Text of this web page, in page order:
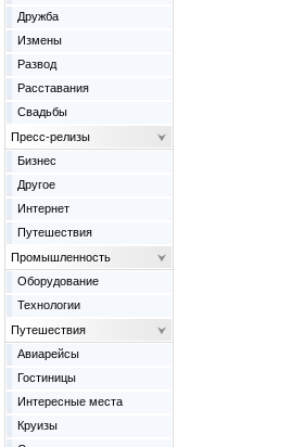
Дружба
Измены
Развод
Расставания
Свадьбы
Пресс-релизы
Бизнес
Другое
Интернет
Путешествия
Промышленность
Оборудование
Технологии
Путешествия
Авиарейсы
Гостиницы
Интересные места
Круизы